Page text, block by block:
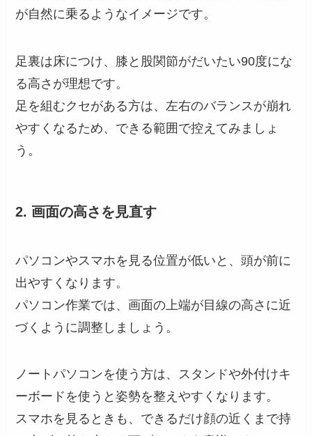
が自然に乗るようなイメージです。
足裏は床につけ、膝と股関節がだいたい90度にな
る高さが理想です。
足を組むクセがある方は、左右のバランスが崩れ
やすくなるため、できる範囲で控えてみましょ
う。
2. 画面の高さを見直す
パソコンやスマホを見る位置が低いと、頭が前に
出やすくなります。
パソコン作業では、画面の上端が目線の高さに近
づくように調整しましょう。
ノートパソコンを使う方は、スタンドや外付けキ
ーボードを使うと姿勢を整えやすくなります。
スマホを見るときも、できるだけ顔の近くまで持